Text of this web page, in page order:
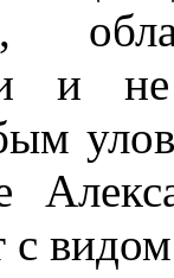
и
с